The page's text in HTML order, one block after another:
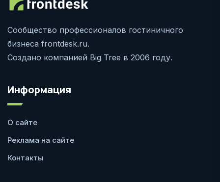
Сообщество профессионалов гостиничного
бизнеса frontdesk.ru.
Создано компанией Big Tree в 2006 году.
Информация
О сайте
Реклама на сайте
Контакты